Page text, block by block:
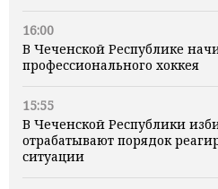
16:00
В Чеченской Республике
профессионального хоккея
15:55
В Чеченской Республики
отрабатывают порядок
ситуации